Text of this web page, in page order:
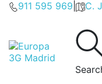
911 595 969 C.